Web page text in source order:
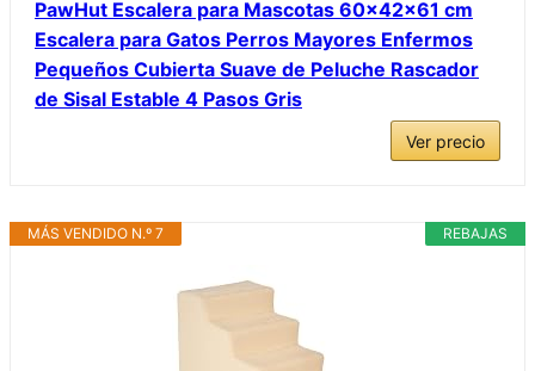
PawHut Escalera para Mascotas 60x42x61 cm
Escalera para Gatos Perros Mayores Enfermos
Pequeños Cubierta Suave de Peluche Rascador
de Sisal Estable 4 Pasos Gris
Ver precio
REBAJAS
MÁS VENDIDO N.º 7